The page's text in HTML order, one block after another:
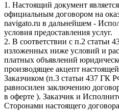
1. Настоящий документ
официальным договором на
navigato.ru в дальнейшем -
условия предоставления услуг.
2. В соответствии с п.2 статьи
изложенных ниже условий и
платных объявлений
производящее акцепт
Заказчиком (п.3 статьи 437 ГК
равносилен заключению
в оферте ). Заказчик и
Сторонами настоящего